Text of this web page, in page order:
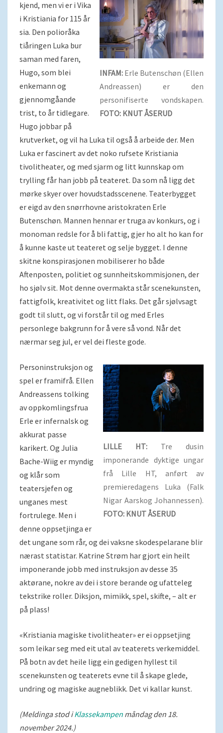
INFAM: Erle Butenschøn (Ellen
Andreassen) er den
personifiserte vondskapen.
FOTO: KNUT ÅSERUD
kjend, men vi er i Vika
i Kristiania for 115 år
sia. Den polioråka
tiåringen Luka bur
saman med faren,
Hugo, som blei
enkemann og
gjennomgåande
trist, to år tidlegare.
Hugo jobbar på
krutverket, og vil ha Luka til også å arbeide der. Men
Luka er fascinert av det noko rufsete Kristiania
tivolitheater, og med sjarm og litt kunnskap om
trylling får han jobb på teateret. Da som nå ligg det
mørke skyer over hovudstadsscenene. Teaterbygget
er eigd av den snørrhovne aristokraten Erle
Butenschøn. Mannen hennar er truga av konkurs, og i
monoman redsle for å bli fattig, gjer ho alt ho kan for
å kunne kaste ut teateret og selje bygget. I denne
skitne konspirasjonen mobiliserer ho både
Aftenposten, politiet og sunnheitskommisjonen, der
ho sjølv sit. Mot denne overmakta står scenekunsten,
fattigfolk, kreativitet og litt flaks. Det går sjølvsagt
godt til slutt, og vi forstår til og med Erles
personlege bakgrunn for å vere så vond. Når det
nærmar seg jul, er vel dei fleste gode.
LILLE HT: Tre dusin
imponerande dyktige ungar
frå Lille HT, anført av
premieredagens Luka (Falk
Nigar Aarskog Johannessen).
FOTO: KNUT ÅSERUD
Personinstruksjon og
spel er framifrå. Ellen
Andreassens tolking
av oppkomlingsfrua
Erle er infernalsk og
akkurat passe
karikert. Og Julia
Bache-Wiig er myndig
og klår som
teatersjefen og
unganes mest
fortrulege. Men i
denne oppsetjinga er
det ungane som rår, og dei vaksne skodespelarane blir
nærast statistar. Katrine Strøm har gjort ein heilt
imponerande jobb med instruksjon av desse 35
aktørane, nokre av dei i store berande og ufatteleg
tekstrike roller. Diksjon, mimikk, spel, skifte, – alt er
på plass!
«Kristiania magiske tivolitheater» er ei oppsetjing
som leikar seg med eit utal av teaterets verkemiddel.
På botn av det heile ligg ein gedigen hyllest til
scenekunsten og teaterets evne til å skape glede,
undring og magiske augneblikk. Det vi kallar kunst.
(Meldinga stod iKlassekampen måndag den 18.
november 2024.)